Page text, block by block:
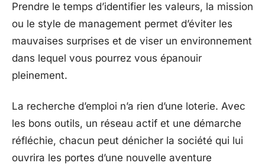
Prendre le temps d’identifier les valeurs, la mission
ou le style de management permet d’éviter les
mauvaises surprises et de viser un environnement
dans lequel vous pourrez vous épanouir
pleinement.
La recherche d’emploi n’a rien d’une loterie. Avec
les bons outils, un réseau actif et une démarche
réfléchie, chacun peut dénicher la société qui lui
ouvrira les portes d’une nouvelle aventure